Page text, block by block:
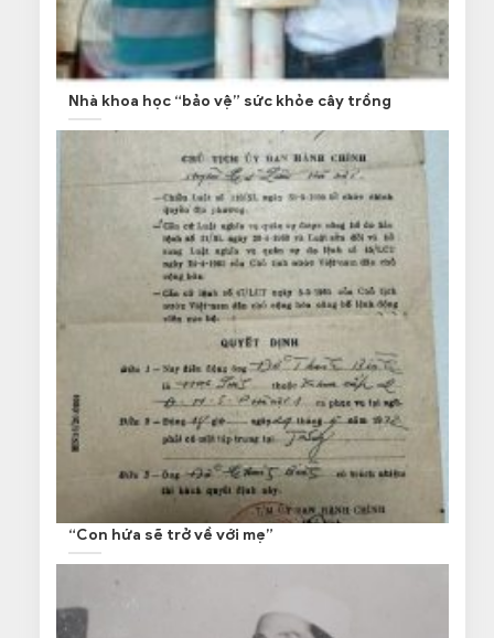
Nhà khoa học “bảo vệ” sức khỏe cây trồng
“Con hứa sẽ trở về với mẹ”